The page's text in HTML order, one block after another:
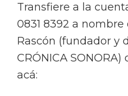
Transfiere a la
0831 8392 a
Rascón (fundador y
CRÓNICA
acá: